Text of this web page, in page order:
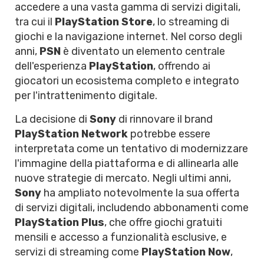
accedere a una vasta gamma di servizi digitali,
tra cui il PlayStation Store, lo streaming di
giochi e la navigazione internet. Nel corso degli
anni, PSN è diventato un elemento centrale
dell'esperienza PlayStation, offrendo ai
giocatori un ecosistema completo e integrato
per l'intrattenimento digitale.
La decisione di Sony di rinnovare il brand
PlayStation Network potrebbe essere
interpretata come un tentativo di modernizzare
l'immagine della piattaforma e di allinearla alle
nuove strategie di mercato. Negli ultimi anni,
Sony ha ampliato notevolmente la sua offerta
di servizi digitali, includendo abbonamenti come
PlayStation Plus, che offre giochi gratuiti
mensili e accesso a funzionalità esclusive, e
servizi di streaming come PlayStation Now,